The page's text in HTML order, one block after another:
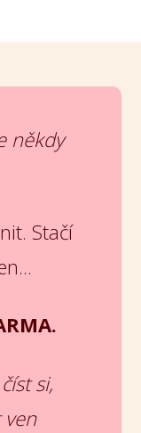
někdy
Stačí
si,